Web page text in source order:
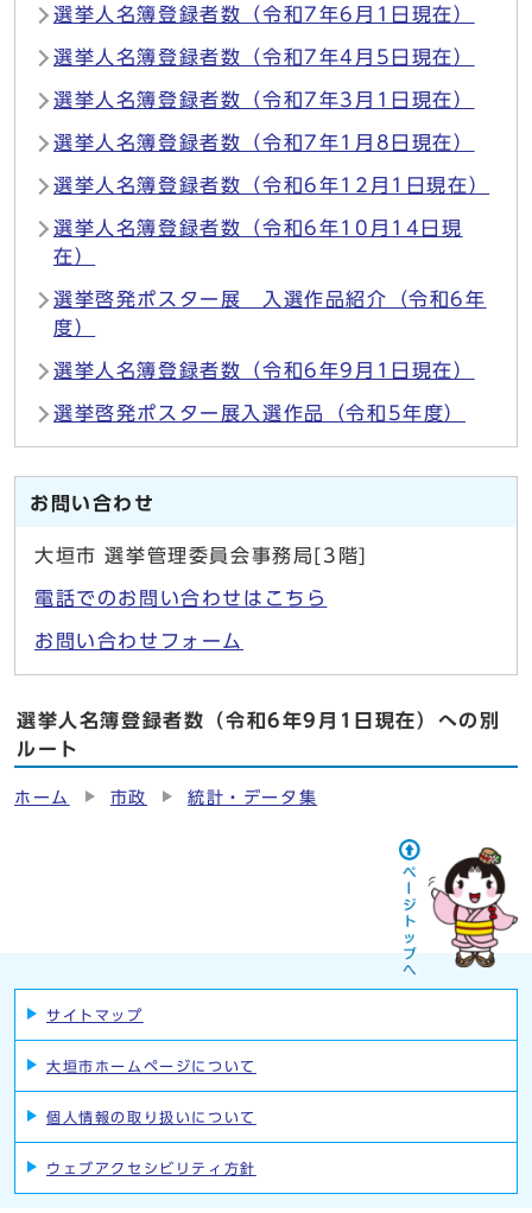
選挙人名簿登録者数（令和7年6月1日現在）
選挙人名簿登録者数（令和7年4月5日現在）
選挙人名簿登録者数（令和7年3月1日現在）
選挙人名簿登録者数（令和7年1月8日現在）
選挙人名簿登録者数（令和6年12月1日現在）
選挙人名簿登録者数（令和6年10月14日現
在）
選挙啓発ポスター展 入選作品紹介（令和6年
度）
選挙人名簿登録者数（令和6年9月1日現在）
選挙啓発ポスター展入選作品（令和5年度）
お問い合わせ
大垣市 選挙管理委員会事務局[3階]
電話でのお問い合わせはこちら
お問い合わせフォーム
選挙人名簿登録者数（令和6年9月1日現在）への別
ルート
ホーム 市政 統計・データ集
サイトマップ
大垣市ホームページについて
個人情報の取り扱いについて
ウェブアクセシビリティ方針